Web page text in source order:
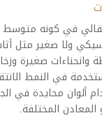
في كونه
ولا صغير مثل
صغيرة
في النمط
ألوان محايدة في
المختلفة.